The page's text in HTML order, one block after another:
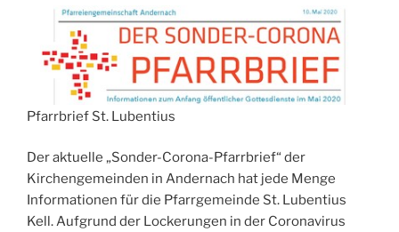
Pfarrbrief St. Lubentius
Der aktuelle „Sonder-Corona-Pfarrbrief“ der
Kirchengemeinden in Andernach hat jede Menge
Informationen für die Pfarrgemeinde St. Lubentius
Kell. Aufgrund der Lockerungen in der Coronavirus